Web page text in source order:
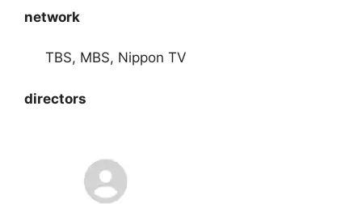
network
TBS, MBS, Nippon TV
directors